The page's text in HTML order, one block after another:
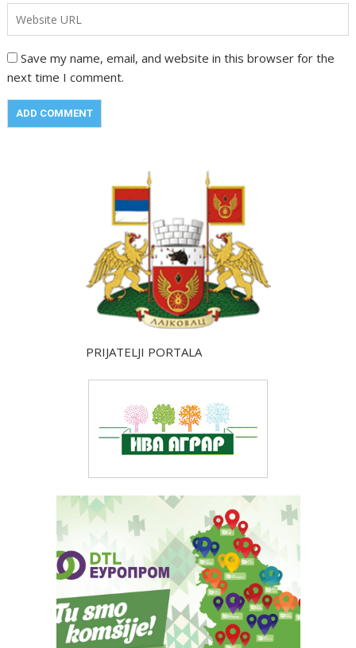
Save my name, email, and website in this browser for the
next time I comment.
PRIJATELJI PORTALA